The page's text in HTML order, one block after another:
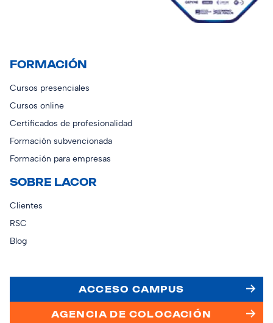
FORMACIÓN
Cursos presenciales
Cursos online
Certificados de profesionalidad
Formación subvencionada
Formación para empresas
SOBRE LACOR
Clientes
RSC
Blog
ACCESO CAMPUS
AGENCIA DE COLOCACIÓN